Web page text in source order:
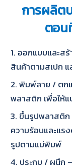
การผลิต
ตอน
1. ออกแบบและส
สินค้าตามสเปก
2. พิมพ์ลาย / ตก
พลาสติก เพื่อให้
3. ขึ้นรูปพลาสติ
ความร้อนและแร
รูปตามแม่พิมพ์
4. ประกบ / ผนึก